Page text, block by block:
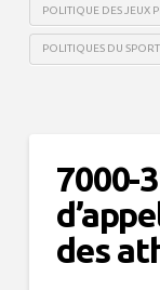
POLITIQUE DES JEUX
POLITIQUES DU
7000-
des